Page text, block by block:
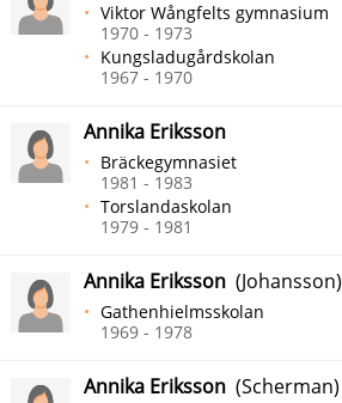
Viktor Wångfelts gymnasium
1970 - 1973
Kungsladugårdskolan
1967 - 1970
Annika Eriksson
Bräckegymnasiet
1981 - 1983
Torslandaskolan
1979 - 1981
Annika Eriksson (Johansson)
Gathenhielmsskolan
1969 - 1978
Annika Eriksson (Scherman)